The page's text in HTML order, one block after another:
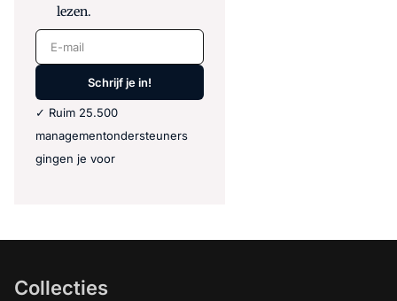
lezen.
E-mail
Schrijf je in!
✓ Ruim 25.500
managementondersteuners
gingen je voor
Collecties